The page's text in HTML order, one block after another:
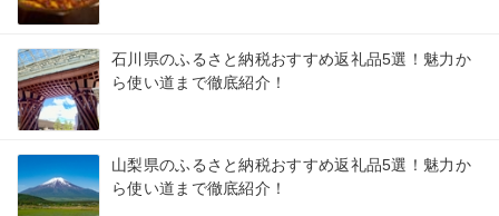
石川県のふるさと納税おすすめ返礼品5選！魅力か
ら使い道まで徹底紹介！
山梨県のふるさと納税おすすめ返礼品5選！魅力か
ら使い道まで徹底紹介！